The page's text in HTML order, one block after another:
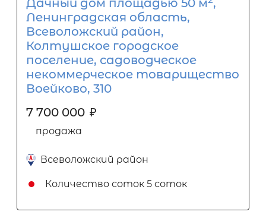
Дачный дом площадью 50 м ,
Ленинградская область,
Всеволожский район,
Колтушское городское
поселение, садоводческое
некоммерческое товарищество
Воейково, 310
7 700 000 ₽
продажа
Всеволожский район
Количество соток 5 соток